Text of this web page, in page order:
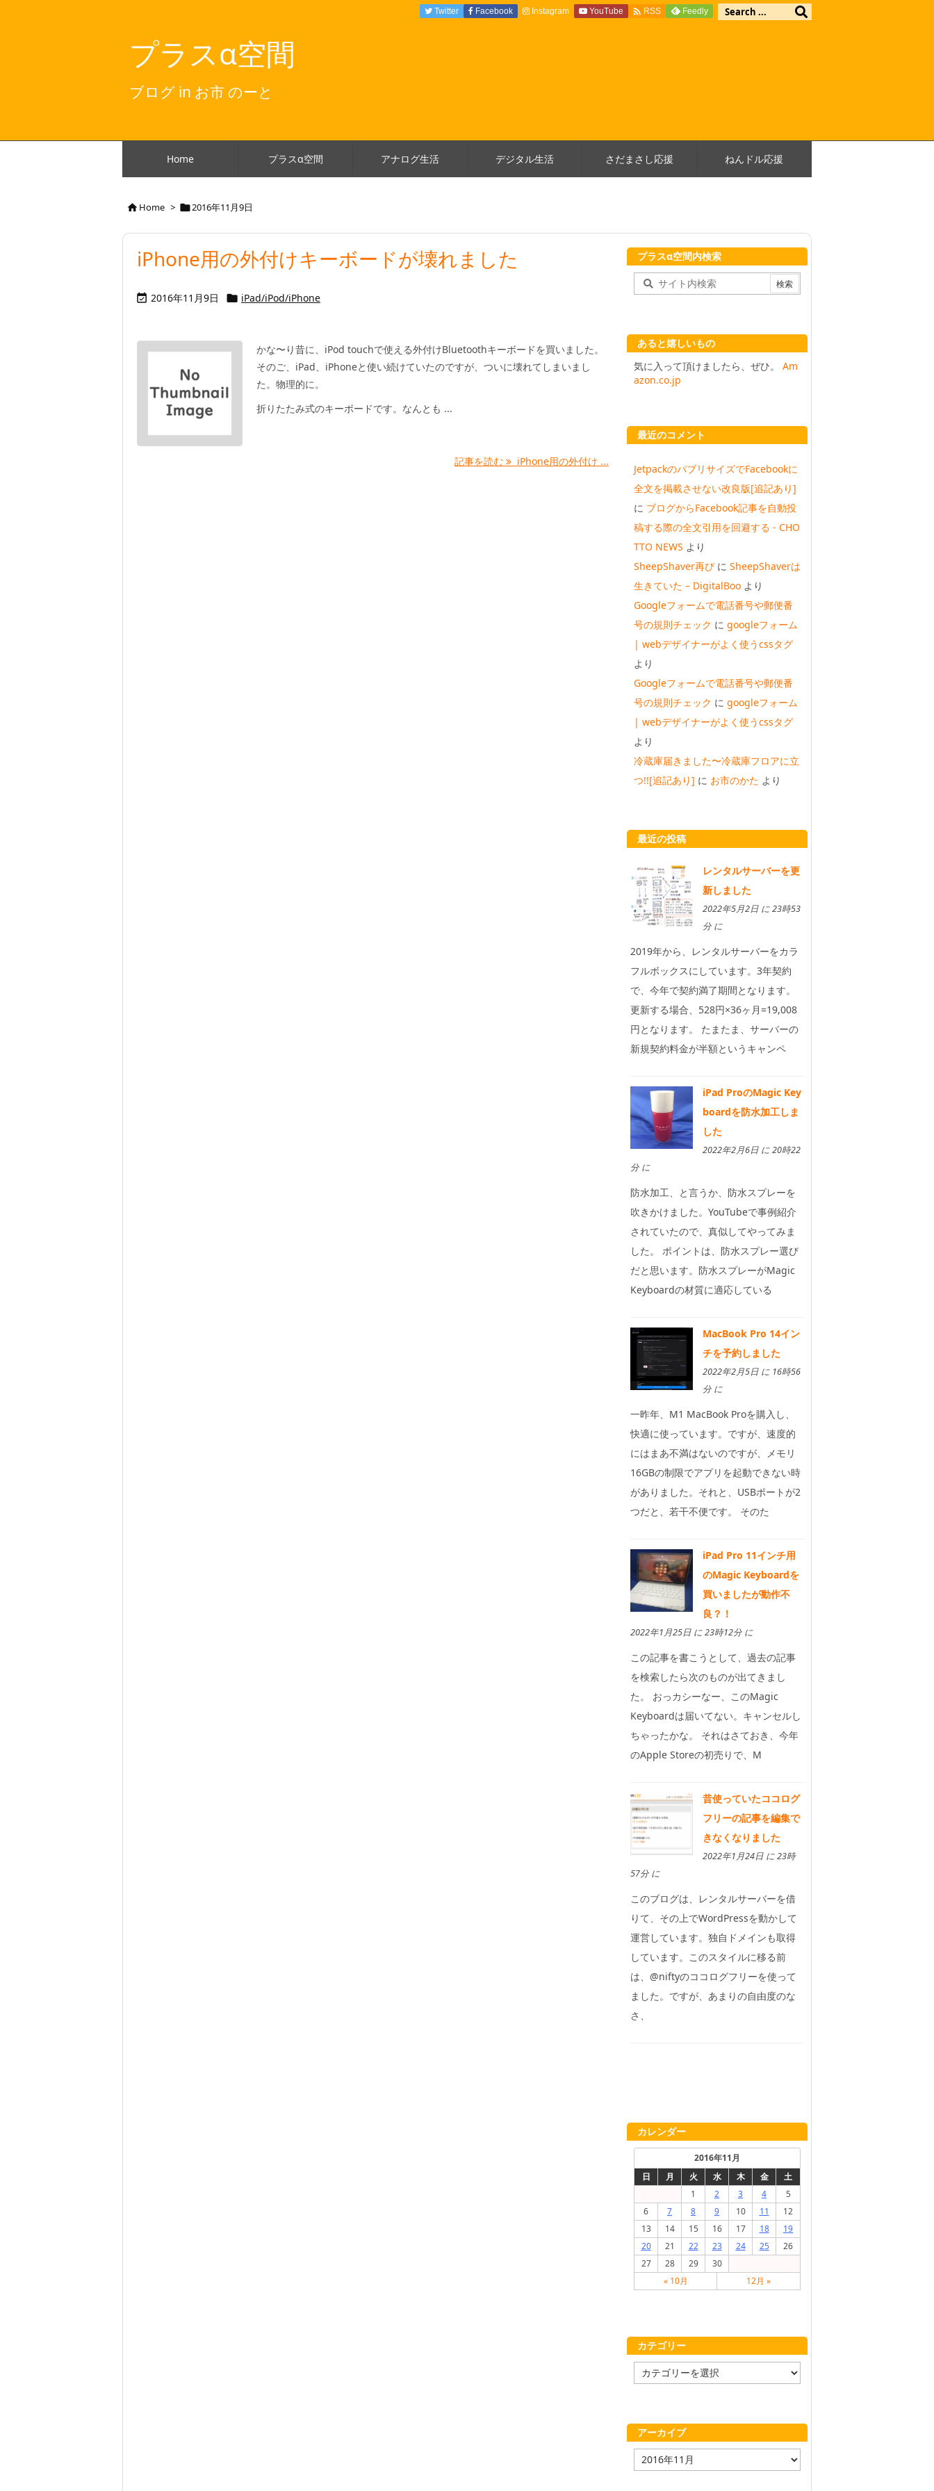
プラスα空間
ブログ in お市 のーと
Home プラスα空間 アナログ生活 デジタル生活 さだまさし応援 ねんドル応援
Twitter Facebook Instagram YouTube  RSS Feedly
Home > 2016年11月9日
iPhone用の外付けキーボードが壊れました
 2016年11月9日  iPad/iPod/iPhone
かな〜り昔に、iPod touchで使える外付けBluetoothキーボードを買いました。
そのご、iPad、iPhoneと使い続けていたのですが、ついに壊れてしまいまし
た。物理的に。
折りたたみ式のキーボードです。なんとも ...
記事を読む iPhone用の外付け ...
プラスα空間内検索
あると嬉しいもの
気に入って頂けましたら、ぜひ。 Am
azon.co.jp
最近のコメント
JetpackのパブリサイズでFacebookに
全文を掲載させない改良版[追記あり]
に ブログからFacebook記事を自動投
稿する際の全文引用を回避する - CHO
TTO NEWS より
SheepShaver再び に SheepShaverは
生きていた – DigitalBoo より
Googleフォームで電話番号や郵便番
号の規則チェック に googleフォーム
| webデザイナーがよく使うcssタグ
より
Googleフォームで電話番号や郵便番
号の規則チェック に googleフォーム
| webデザイナーがよく使うcssタグ
より
冷蔵庫届きました〜冷蔵庫フロアに立
つ!![追記あり] に お市のかた より
最近の投稿
レンタルサーバーを更
新しました
2022年5月2日 に 23時53
分 に
2019年から、レンタルサーバーをカラ
フルボックスにしています。3年契約
で、今年で契約満了期間となります。
更新する場合、528円×36ヶ月=19,008
円となります。 たまたま、サーバーの
新規契約料金が半額というキャンペ
iPad ProのMagic Key
boardを防水加工しま
した
2022年2月6日 に 20時22
分 に
防水加工、と言うか、防水スプレーを
吹きかけました。YouTubeで事例紹介
されていたので、真似してやってみま
した。 ポイントは、防水スプレー選び
だと思います。防水スプレーがMagic
Keyboardの材質に適応している
MacBook Pro 14イン
チを予約しました
2022年2月5日 に 16時56
分 に
一昨年、M1 MacBook Proを購入し、
快適に使っています。ですが、速度的
にはまあ不満はないのですが、メモリ
16GBの制限でアプリを起動できない時
がありました。それと、USBポートが2
つだと、若干不便です。 そのた
iPad Pro 11インチ用
のMagic Keyboardを
買いましたが動作不
良？！
2022年1月25日 に 23時12分 に
この記事を書こうとして、過去の記事
を検索したら次のものが出てきまし
た。 おっカシーなー、このMagic
Keyboardは届いてない。キャンセルし
ちゃったかな。 それはさておき、今年
のApple Storeの初売りで、M
昔使っていたココログ
フリーの記事を編集で
きなくなりました
2022年1月24日 に 23時
57分 に
このブログは、レンタルサーバーを借
りて、その上でWordPressを動かして
運営しています。独自ドメインも取得
しています。このスタイルに移る前
は、@niftyのココログフリーを使って
ました。ですが、あまりの自由度のな
さ、
カレンダー
2016年11月
日
月 火 水 木 金
土
1
2 3 4
5
6
7 8 9 10 11
12
13
14 15 16 17 18
19
20
21 22 23 24 25
26
27
28 29
30
« 10月
12月 »
カテゴリー
テ
ー
アーカイブ
ア
ー